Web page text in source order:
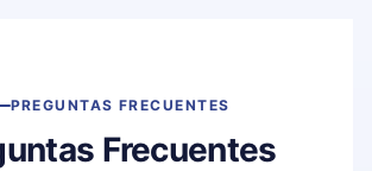
PREGUNTAS FRECUENTES
Frecuentes